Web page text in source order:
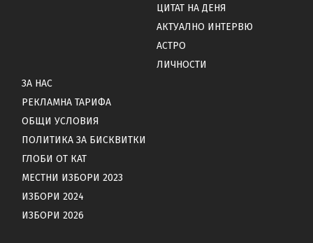
ЦИТАТ НА ДЕНЯ
АКТУАЛНО ИНТЕРВЮ
АСТРО
ЛИЧНОСТИ
ЗА НАС
РЕКЛАМНА ТАРИФА
ОБЩИ УСЛОВИЯ
ПОЛИТИКА ЗА БИСКВИТКИ
ГЛОБИ ОТ КАТ
МЕСТНИ ИЗБОРИ 2023
ИЗБОРИ 2024
ИЗБОРИ 2026